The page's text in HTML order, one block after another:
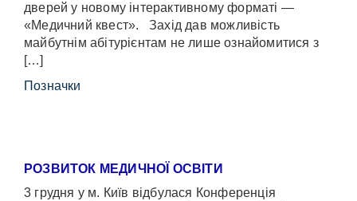
дверей у новому інтерактивному форматі —
«Медичний квест». Захід дав можливість
майбутнім абітурієнтам не лише ознайомитися з
[…]
Позначки
РОЗВИТОК МЕДИЧНОЇ ОСВІТИ
3 грудня у м. Київ відбулася Конференція